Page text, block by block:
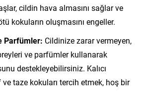
cildin hava almasını sağlar ve
kokuların oluşmasını engeller.
Parfümler: Cildinize zarar vermeyen,
ve parfümler kullanarak
destekleyebilirsiniz. Kalıcı
taze kokuları tercih etmek, hoş bir